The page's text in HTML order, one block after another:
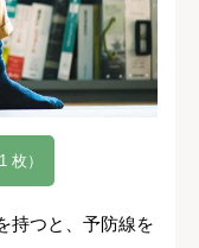
枚）
持つと、予防線を